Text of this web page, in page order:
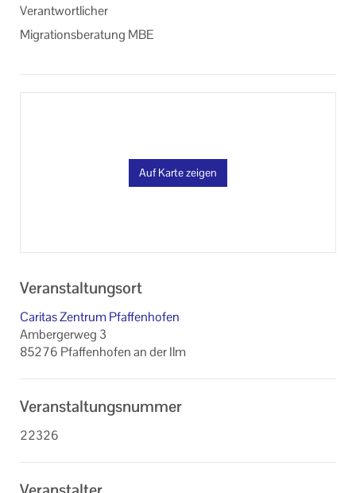
Verantwortlicher
Migrationsberatung MBE
Auf Karte zeigen
Veranstaltungsort
Caritas Zentrum Pfaffenhofen
Ambergerweg 3
85276 Pfaffenhofen an der Ilm
Veranstaltungsnummer
22326